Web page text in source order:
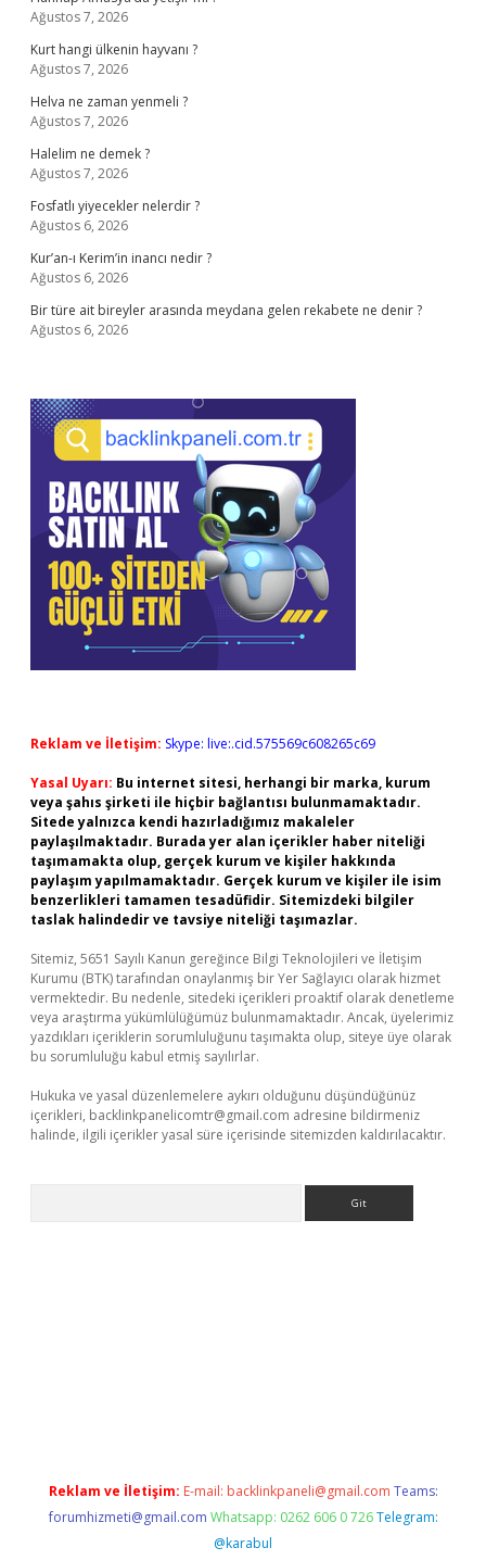
Ağustos 7, 2026
Kurt hangi ülkenin hayvanı ?
Ağustos 7, 2026
Helva ne zaman yenmeli ?
Ağustos 7, 2026
Halelim ne demek ?
Ağustos 7, 2026
Fosfatlı yiyecekler nelerdir ?
Ağustos 6, 2026
Kur’an-ı Kerim’in inancı nedir ?
Ağustos 6, 2026
Bir türe ait bireyler arasında meydana gelen rekabete ne denir ?
Ağustos 6, 2026
Reklam ve İletişim: Skype: live:.cid.575569c608265c69
Yasal Uyarı: Bu internet sitesi, herhangi bir marka, kurum
veya şahıs şirketi ile hiçbir bağlantısı bulunmamaktadır.
Sitede yalnızca kendi hazırladığımız makaleler
paylaşılmaktadır. Burada yer alan içerikler haber niteliği
taşımamakta olup, gerçek kurum ve kişiler hakkında
paylaşım yapılmamaktadır. Gerçek kurum ve kişiler ile isim
benzerlikleri tamamen tesadüfidir. Sitemizdeki bilgiler
taslak halindedir ve tavsiye niteliği taşımazlar.
Sitemiz, 5651 Sayılı Kanun gereğince Bilgi Teknolojileri ve İletişim
Kurumu (BTK) tarafından onaylanmış bir Yer Sağlayıcı olarak hizmet
vermektedir. Bu nedenle, sitedeki içerikleri proaktif olarak denetleme
veya araştırma yükümlülüğümüz bulunmamaktadır. Ancak, üyelerimiz
yazdıkları içeriklerin sorumluluğunu taşımakta olup, siteye üye olarak
bu sorumluluğu kabul etmiş sayılırlar.
Hukuka ve yasal düzenlemelere aykırı olduğunu düşündüğünüz
içerikleri, backlinkpanelicomtr@gmail.com adresine bildirmeniz
halinde, ilgili içerikler yasal süre içerisinde sitemizden kaldırılacaktır.
Reklam ve İletişim: E-mail: backlinkpaneli@gmail.com Teams:
forumhizmeti@gmail.com Whatsapp: 0262 606 0 726 Telegram:
@karabul